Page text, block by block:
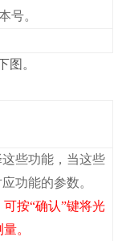
号。
图。
些功能，当这些
功能的参数。
按“确认”键将光
。